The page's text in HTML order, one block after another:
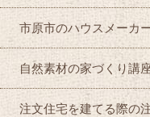
市原市のハウスメーカ
自然素材の家づくり講
注文住宅を建てる際の